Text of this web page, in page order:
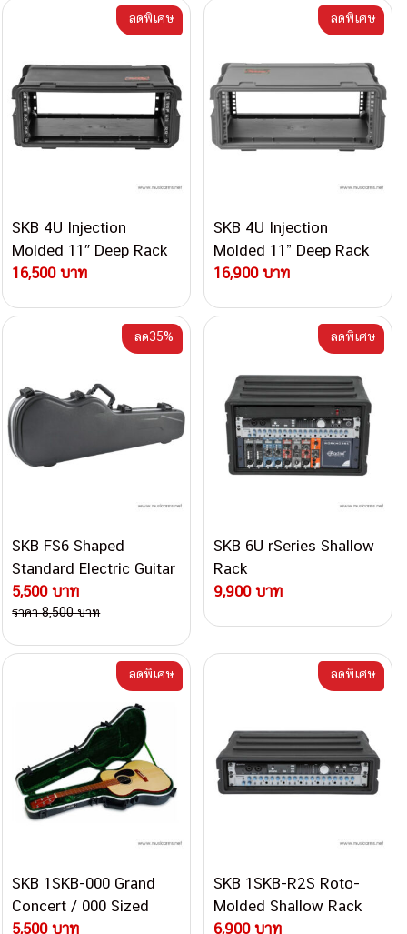
SKB 4U Injection
Molded 11″ Deep Rack
w/Wheels, Black เคส
16,500 บาท
ลดพิเศษ
SKB 4U Injection
Molded 11” Deep Rack
w/Wheels, Dark Grey
16,900 บาท
ลดพิเศษ
SKB FS6 Shaped
Standard Electric Guitar
Case กล่องกีต้าร์ไฟฟ้า
5,500 บาท
ลด35%
ราคา 8,500 บาท
SKB 6U rSeries Shallow
Rack
9,900 บาท
ลดพิเศษ
SKB 1SKB-000 Grand
Concert / 000 Sized
Guitar Case
5,500 บาท
ลดพิเศษ
SKB 1SKB-R2S Roto-
Molded Shallow Rack
Case
6,900 บาท
ลดพิเศษ